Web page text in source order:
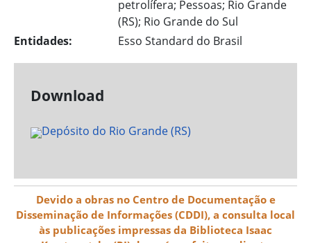
petrolífera; Pessoas; Rio Grande
(RS); Rio Grande do Sul
Entidades:
Esso Standard do Brasil
Download
Devido a obras no Centro de Documentação e
Disseminação de Informações (CDDI), a consulta local
às publicações impressas da Biblioteca Isaac